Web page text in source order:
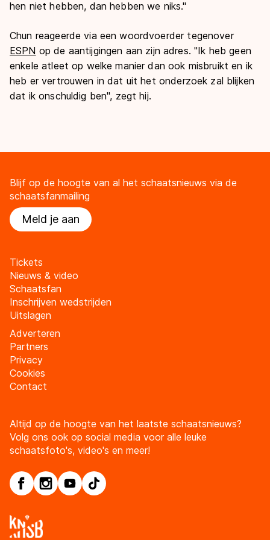
hen niet hebben, dan hebben we niks."
Chun reageerde via een woordvoerder tegenover
ESPN op de aantijgingen aan zijn adres. "Ik heb geen
enkele atleet op welke manier dan ook misbruikt en ik
heb er vertrouwen in dat uit het onderzoek zal blijken
dat ik onschuldig ben", zegt hij.
Blijf op de hoogte van al het schaatsnieuws via de
schaatsfanmailing
Meld je aan
Tickets
Nieuws & video
Schaatsfan
Inschrijven wedstrijden
Uitslagen
Adverteren
Partners
Privacy
Cookies
Contact
Altijd op de hoogte van het laatste schaatsnieuws?
Volg ons ook op social media voor alle leuke
schaatsfoto's, video's en meer!